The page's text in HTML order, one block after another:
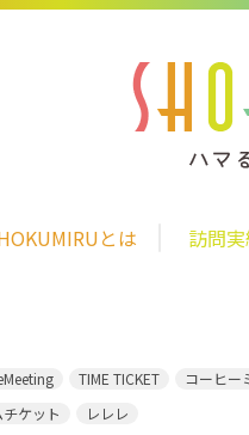
とは 訪問
TIME TICKET コーヒー
ケット
レレレ